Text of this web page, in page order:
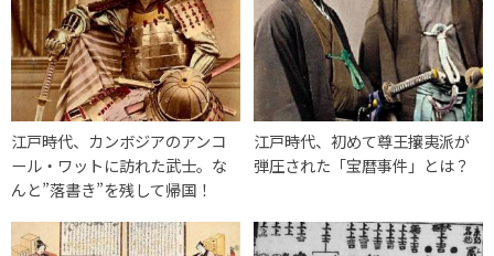
江戸時代、カンボジアのアンコ
ール・ワットに訪れた武士。な
んと”落書き”を残して帰国！
江戸時代、初めて尊王攘夷派が
弾圧された「宝暦事件」とは？